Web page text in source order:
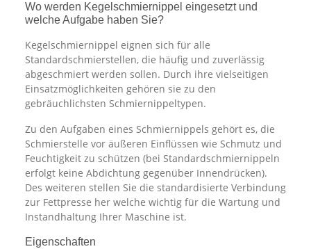
Wo werden Kegelschmiernippel eingesetzt und
welche Aufgabe haben Sie?
Kegelschmiernippel eignen sich für alle
Standardschmierstellen, die häufig und zuverlässig
abgeschmiert werden sollen. Durch ihre vielseitigen
Einsatzmöglichkeiten gehören sie zu den
gebräuchlichsten Schmiernippeltypen.
Zu den Aufgaben eines Schmiernippels gehört es, die
Schmierstelle vor äußeren Einflüssen wie Schmutz und
Feuchtigkeit zu schützen (bei Standardschmiernippeln
erfolgt keine Abdichtung gegenüber Innendrücken).
Des weiteren stellen Sie die standardisierte Verbindung
zur Fettpresse her welche wichtig für die Wartung und
Instandhaltung Ihrer Maschine ist.
Eigenschaften